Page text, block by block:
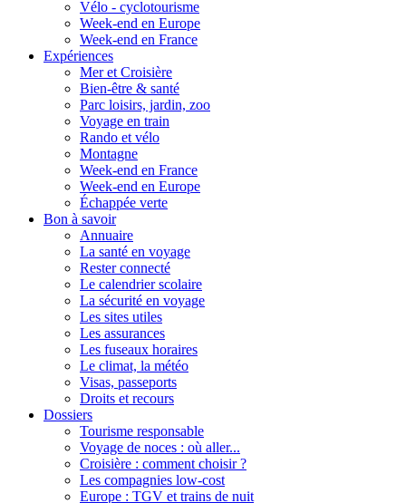
Vélo - cyclotourisme
Week-end en Europe
Week-end en France
Expériences
Mer et Croisière
Bien-être & santé
Parc loisirs, jardin, zoo
Voyage en train
Rando et vélo
Montagne
Week-end en France
Week-end en Europe
Échappée verte
Bon à savoir
Annuaire
La santé en voyage
Rester connecté
Le calendrier scolaire
La sécurité en voyage
Les sites utiles
Les assurances
Les fuseaux horaires
Le climat, la météo
Visas, passeports
Droits et recours
Dossiers
Tourisme responsable
Voyage de noces : où aller...
Croisière : comment choisir ?
Les compagnies low-cost
Europe : TGV et trains de nuit